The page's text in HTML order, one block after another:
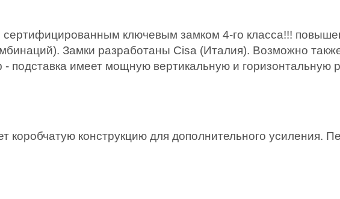
ключевым замком 4-го класса!!!
Замки разработаны Cisa (Италия). Возможно
подставка имеет мощную вертикальную и горизонтальную
коробчатую конструкцию для дополнительного усиления.